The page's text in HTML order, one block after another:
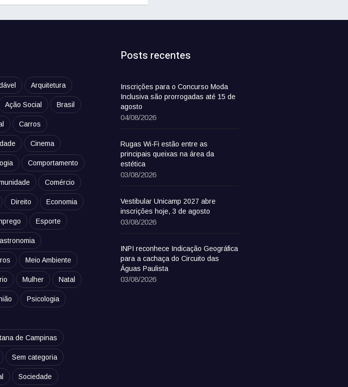
Arquitetura
Ação Social Brasil
Carros
Cinema
Comportamento
Comércio
Direito Economia
Esporte
Meio Ambiente
Mulher Natal
Psicologia
de Campinas
Sem categoria
Sociedade
Posts recentes
Inscrições para o Concurso Moda
Inclusiva são prorrogadas até 15 de
agosto
04/08/2026
Rugas Wi-Fi estão entre as
principais queixas na área da
estética
03/08/2026
Vestibular Unicamp 2027 abre
inscrições hoje, 3 de agosto
03/08/2026
INPI reconhece Indicação Geográfica
para a cachaça do Circuito das
Águas Paulista
03/08/2026